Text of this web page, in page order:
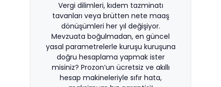
Vergi dilimleri, kıdem tazminatı
tavanları veya brütten nete maaş
dönüşümleri her yıl değişiyor.
Mevzuata boğulmadan, en güncel
yasal parametrelerle kuruşu kuruşuna
doğru hesaplama yapmak ister
misiniz? Prozon’un ücretsiz ve akıllı
hesap makineleriyle sıfır hata,